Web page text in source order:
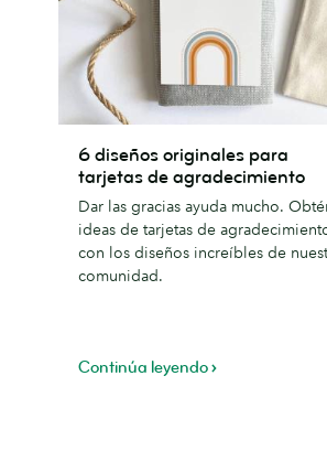
diseños
originales
para
tarjetas
6 diseños originales para
tarjetas de agradecimiento
Dar las gracias ayuda mucho.
ideas de tarjetas de
con los diseños increíbles de
comunidad.
Continúa leyendo